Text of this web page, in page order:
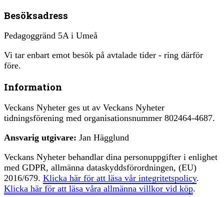
Besöksadress
Pedagoggränd 5A i Umeå
Vi tar enbart emot besök på avtalade tider - ring därför
före.
Information
Veckans Nyheter ges ut av Veckans Nyheter
tidningsförening med organisationsnummer 802464-4687.
Ansvarig utgivare: Jan Hägglund
Veckans Nyheter behandlar dina personuppgifter i enlighet
med GDPR, allmänna dataskyddsförordningen, (EU)
2016/679. Klicka här för att läsa vår integritetspolicy.
Klicka här för att läsa våra allmänna villkor vid köp.